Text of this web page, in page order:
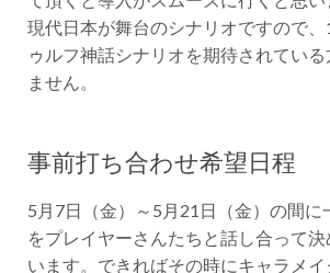
現代日本が舞台のシナリオですので、
ゥルフ神話シナリオを期待されている
ません。
事前打ち合わせ希望日程
5月7日（金）～5月21日（金）の間に
をプレイヤーさんたちと話し合って
います。できればその時にキャラメイ